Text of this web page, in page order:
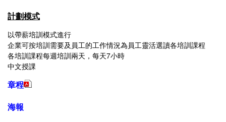
計劃模式
以帶薪培訓模式進行
企業可按培訓需要及員工的工作情況為員工靈活選讀各培訓課程
各培訓課程每週培訓兩天，每天7小時
中文授課
章程
海報